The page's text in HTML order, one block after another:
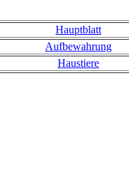
Hauptblatt
Aufbewahrung
Haustiere